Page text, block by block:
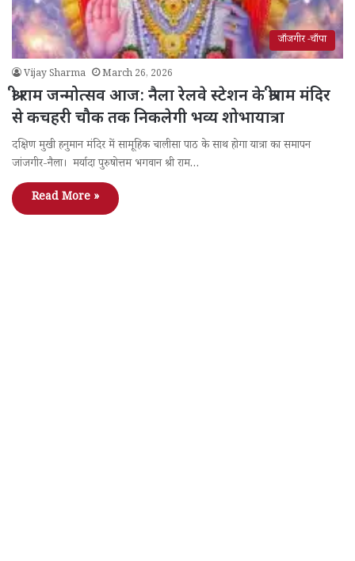
जाँजगीर -चाँपा
Vijay Sharma March 26, 2026
श्री राम जन्मोत्सव आज: नैला रेलवे स्टेशन के श्रीराम मंदिर
से कचहरी चौक तक निकलेगी भव्य शोभायात्रा
दक्षिण मुखी हनुमान मंदिर में सामूहिक चालीसा पाठ के साथ होगा यात्रा का समापन
जांजगीर-नैला। मर्यादा पुरुषोत्तम भगवान श्री राम…
Read More »